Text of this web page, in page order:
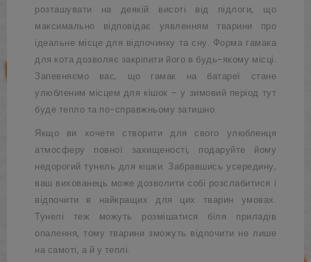
розташувати на деякій висоті від підлоги, що
максимально відповідає уявленням тварини про
ідеальне місце для відпочинку та сну. Форма гамака
для кота дозволяє закріпити його в будь-якому місці.
Запевняємо вас, що гамак на батареї стане
улюбленим місцем для кішок – у зимовий період тут
буде тепло та по-справжньому затишно.
Якщо ви хочете створити для свого улюбленця
атмосферу повної захищеності, подаруйте йому
недорогий тунель для кішки. Забравшись усередину,
ваш вихованець може дозволити собі розслабитися і
відпочити в найкращих для цих тварин умовах.
Тунелі теж можуть розмішатися біля приладів
опалення, тому тварини зможуть відпочити не лише
на самоті, а й у теплі.